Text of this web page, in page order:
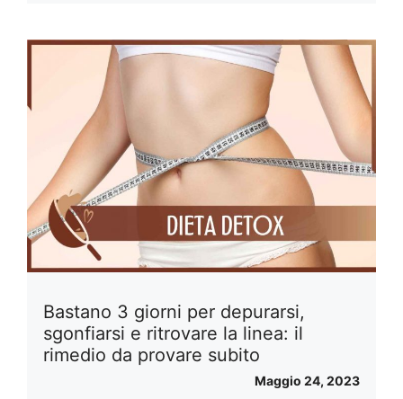
Bastano 3 giorni per depurarsi,
sgonfiarsi e ritrovare la linea: il
rimedio da provare subito
Maggio 24, 2023